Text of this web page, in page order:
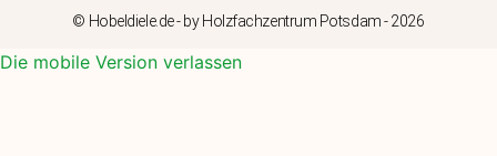
© Hobeldiele.de - by Holzfachzentrum Potsdam - 2026
Die mobile Version verlassen